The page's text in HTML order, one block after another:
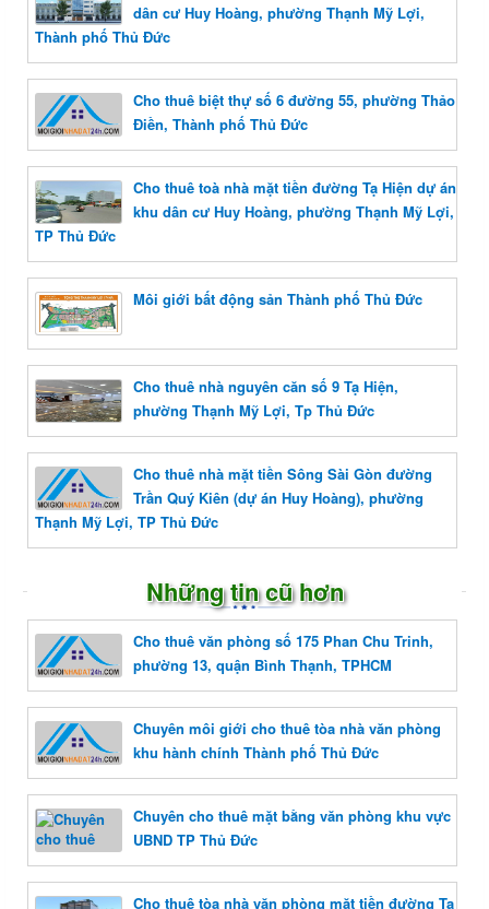
dân cư Huy Hoàng, phường Thạnh Mỹ Lợi,
Thành phố Thủ Đức
Cho thuê biệt thự số 6 đường 55, phường Thảo
Điền, Thành phố Thủ Đức
Cho thuê toà nhà mặt tiền đường Tạ Hiện dự án
khu dân cư Huy Hoàng, phường Thạnh Mỹ Lợi,
TP Thủ Đức
Môi giới bất động sản Thành phố Thủ Đức
Cho thuê nhà nguyên căn số 9 Tạ Hiện,
phường Thạnh Mỹ Lợi, Tp Thủ Đức
Cho thuê nhà mặt tiền Sông Sài Gòn đường
Trần Quý Kiên (dự án Huy Hoàng), phường
Thạnh Mỹ Lợi, TP Thủ Đức
Những tin cũ hơn
Cho thuê văn phòng số 175 Phan Chu Trinh,
phường 13, quận Bình Thạnh, TPHCM
Chuyên môi giới cho thuê tòa nhà văn phòng
khu hành chính Thành phố Thủ Đức
Chuyên cho thuê mặt bằng văn phòng khu vực
UBND TP Thủ Đức
Cho thuê tòa nhà văn phòng mặt tiền đường Tạ